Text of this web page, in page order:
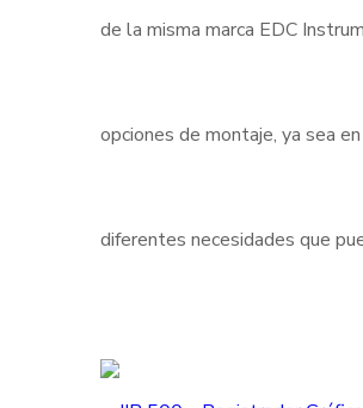
de la misma marca EDC
opciones de montaje, ya sea
diferentes necesidades que